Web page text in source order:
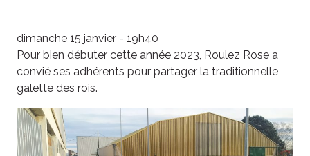
dimanche 15 janvier - 19h40
Pour bien débuter cette année 2023, Roulez Rose a
convié ses adhérents pour partager la traditionnelle
galette des rois.